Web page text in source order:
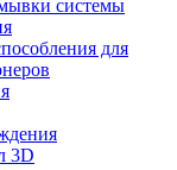
системы
для
3D